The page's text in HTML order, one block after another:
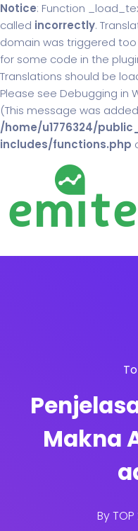
Notice: Function
called incorrectly.
domain was triggered too
for some code in the
Translations should be
Please see Debugging in
(This message was
/home/u1776324/
includes/functions.php
Makna
ByTOP